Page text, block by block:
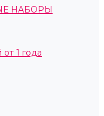
НАБОРЫ
1 года